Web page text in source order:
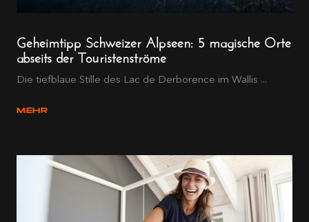
Geheimtipp Schweizer Alpseen: 5 magische Orte
abseits der Touristenströme
Die tiefblaue Stille des Lac de Derborence im Wallis ...
MEHR